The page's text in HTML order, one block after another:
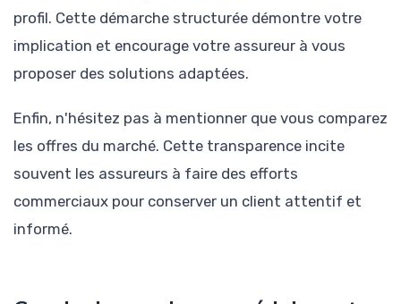
profil. Cette démarche structurée démontre votre
implication et encourage votre assureur à vous
proposer des solutions adaptées.
Enfin, n'hésitez pas à mentionner que vous comparez
les offres du marché. Cette transparence incite
souvent les assureurs à faire des efforts
commerciaux pour conserver un client attentif et
informé.